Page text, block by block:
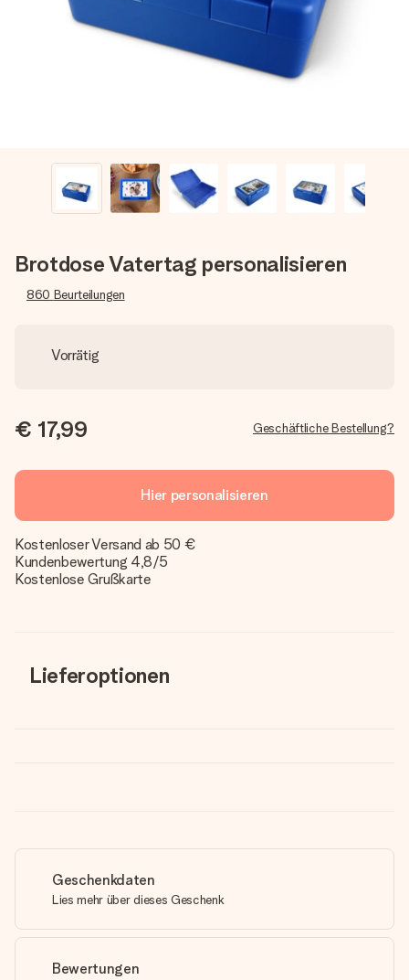
Erstelle etwas Einzigartiges in wenigen Schritten – mit
ihrem Namen, deinem Foto oder einer Nachricht von
Herzen. Kein Stress, nur pure Liebe für den perfekten
Brotdose Vatertag personalisieren
860 Beurteilungen
Vorrätig
€ 17,99 Geschäftliche Bestellung?
Hier personalisieren
Kostenloser Versand ab 50 €
Kundenbewertung 4,8/5
Kostenlose Grußkarte
Lieferoptionen
Geschenkdaten
Lies mehr über dieses Geschenk
Bewertungen